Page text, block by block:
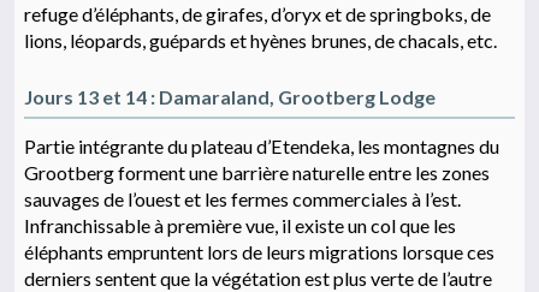
refuge d’éléphants, de girafes, d’oryx et de springboks, de
lions, léopards, guépards et hyènes brunes, de chacals, etc.
Jours 13 et 14 : Damaraland, Grootberg Lodge
Partie intégrante du plateau d’Etendeka, les montagnes du
Grootberg forment une barrière naturelle entre les zones
sauvages de l’ouest et les fermes commerciales à l’est.
Infranchissable à première vue, il existe un col que les
éléphants empruntent lors de leurs migrations lorsque ces
derniers sentent que la végétation est plus verte de l’autre